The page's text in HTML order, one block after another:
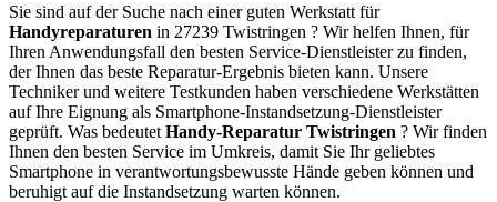
Sie sind auf der Suche nach einer guten Werkstatt für
Handyreparaturen in 27239 Twistringen ? Wir helfen Ihnen, für
Ihren Anwendungsfall den besten Service-Dienstleister zu finden,
der Ihnen das beste Reparatur-Ergebnis bieten kann. Unsere
Techniker und weitere Testkunden haben verschiedene Werkstätten
auf Ihre Eignung als Smartphone-Instandsetzung-Dienstleister
geprüft. Was bedeutet Handy-Reparatur Twistringen ? Wir finden
Ihnen den besten Service im Umkreis, damit Sie Ihr geliebtes
Smartphone in verantwortungsbewusste Hände geben können und
beruhigt auf die Instandsetzung warten können.